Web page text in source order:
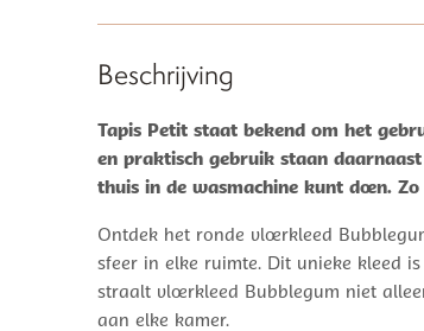
Beschrijving
Tapis Petit staat bekend om het
en praktisch gebruik staan
thuis in de wasmachine kunt doen.
Ontdek het ronde vloerkleed
sfeer in elke ruimte. Dit unieke kleed
straalt vloerkleed Bubblegum niet
aan elke kamer.